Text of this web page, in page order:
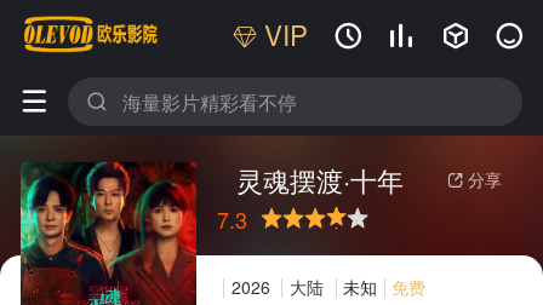
VIP    
 
 分享
灵魂摆渡·十年
7.3
很差较差还行推荐力荐
2026 大陆 未知
免费